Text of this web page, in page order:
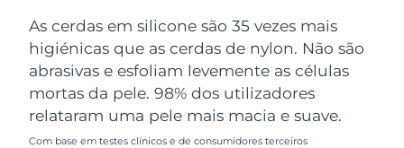
As cerdas em silicone são 35 vezes mais
higiénicas que as cerdas de nylon. Não são
abrasivas e esfoliam levemente as células
mortas da pele. 98% dos utilizadores
relataram uma pele mais macia e suave.
Com base em testes clínicos e de consumidores terceiros
Uzbequistão Entrega prevista13/08/2026
Vietnã Entrega prevista14/08/2026